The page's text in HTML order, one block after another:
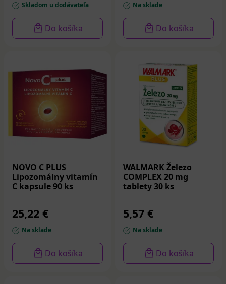
Skladom u dodávateľa
Do košíka
Na sklade
Do košíka
NOVO C PLUS
Lipozomálny vitamín
C kapsule 90 ks
25,22 €
Na sklade
Do košíka
WALMARK Železo
COMPLEX 20 mg
tablety 30 ks
5,57 €
Na sklade
Do košíka